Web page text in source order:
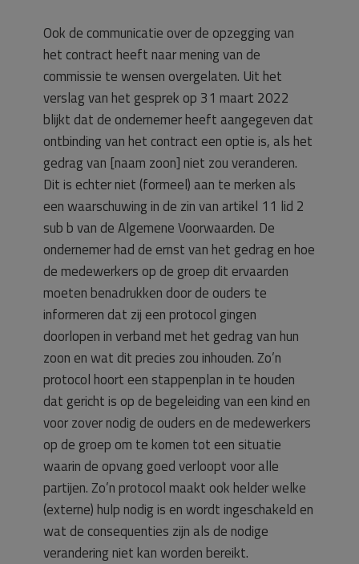
Ook de communicatie over de opzegging van
het contract heeft naar mening van de
commissie te wensen overgelaten. Uit het
verslag van het gesprek op 31 maart 2022
blijkt dat de ondernemer heeft aangegeven dat
ontbinding van het contract een optie is, als het
gedrag van [naam zoon] niet zou veranderen.
Dit is echter niet (formeel) aan te merken als
een waarschuwing in de zin van artikel 11 lid 2
sub b van de Algemene Voorwaarden. De
ondernemer had de ernst van het gedrag en hoe
de medewerkers op de groep dit ervaarden
moeten benadrukken door de ouders te
informeren dat zij een protocol gingen
doorlopen in verband met het gedrag van hun
zoon en wat dit precies zou inhouden. Zo’n
protocol hoort een stappenplan in te houden
dat gericht is op de begeleiding van een kind en
voor zover nodig de ouders en de medewerkers
op de groep om te komen tot een situatie
waarin de opvang goed verloopt voor alle
partijen. Zo’n protocol maakt ook helder welke
(externe) hulp nodig is en wordt ingeschakeld en
wat de consequenties zijn als de nodige
verandering niet kan worden bereikt.